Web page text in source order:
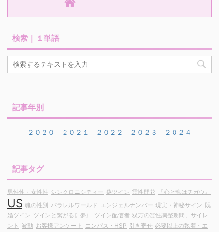
検索｜１単語
記事年別
２０２０ ２０２１ ２０２２ ２０２３ ２０２４
記事タグ
男性性・女性性 シンクロニシティー 偽ツイン 霊性開花 『心と魂はチガウ』
US 魂の性別 パラレルワールド エンジェルナンバー 現実・神秘サイン 既
婚ツイン ツインと繋がる〖夢〗 ツイン配信者 双方の霊性調整期間、サイレ
ント 波動 お客様アンケート エンパス・HSP 引き寄せ 必要以上の執着・エ